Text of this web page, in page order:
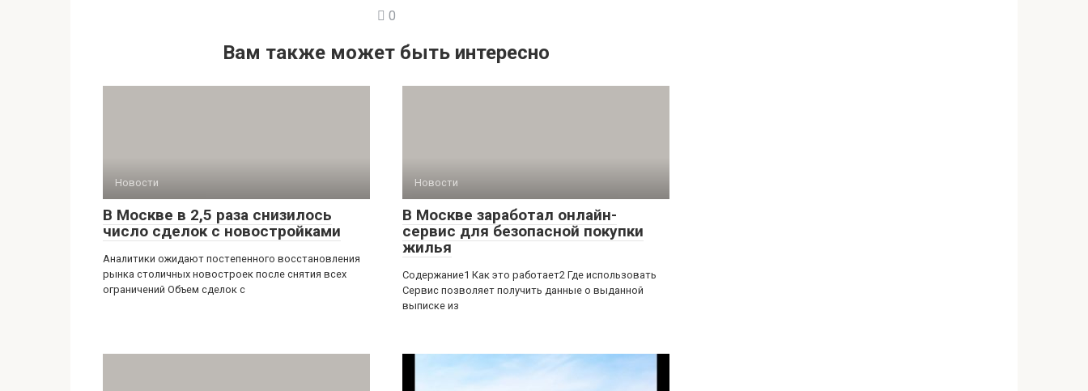
0
Вам также может быть интересно
Новости
В Москве в 2,5 раза снизилось
число сделок с новостройками
Аналитики ожидают постепенного восстановления
рынка столичных новостроек после снятия всех
ограничений Объем сделок с
Новости
В Москве заработал онлайн-
сервис для безопасной покупки
жилья
Содержание1 Как это работает2 Где использовать
Сервис позволяет получить данные о выданной
выписке из